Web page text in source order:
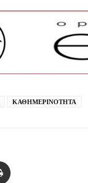
ΚΑΘΗΜΕΡΙΝΟΤΗΤΑ